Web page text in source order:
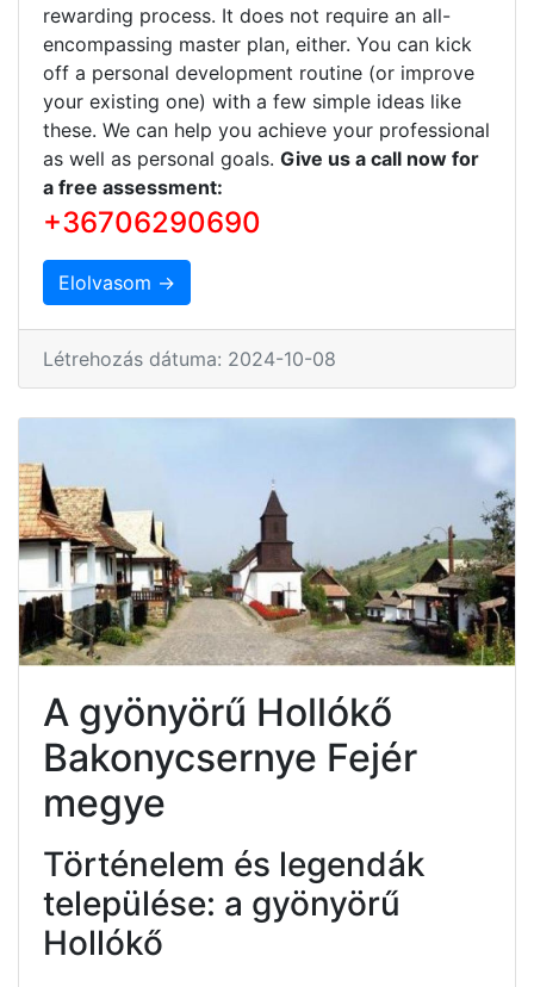
rewarding process. It does not require an all-
encompassing master plan, either. You can kick
off a personal development routine (or improve
your existing one) with a few simple ideas like
these. We can help you achieve your professional
as well as personal goals. Give us a call now for
a free assessment:
+36706290690
Elolvasom →
Létrehozás dátuma: 2024-10-08
A gyönyörű Hollókő
Bakonycsernye Fejér
megye
Történelem és legendák
települése: a gyönyörű
Hollókő